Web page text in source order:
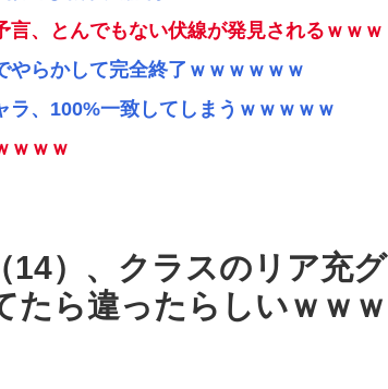
言、とんでもない伏線が発見されるｗｗｗ
やらかして完全終了ｗｗｗｗｗｗ
ラ、100%一致してしまうｗｗｗｗｗ
ｗｗｗ
14）、クラスのリア充グ
たら違ったらしいｗｗｗ